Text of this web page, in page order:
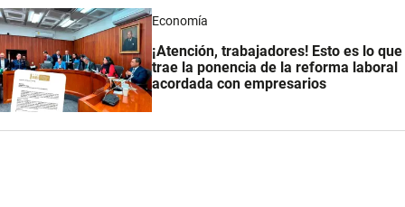
Economía
¡Atención, trabajadores! Esto es lo que
trae la ponencia de la reforma laboral
acordada con empresarios